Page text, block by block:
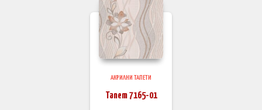
АКРИЛНИ ТАПЕТИ
Тапет 7165-01